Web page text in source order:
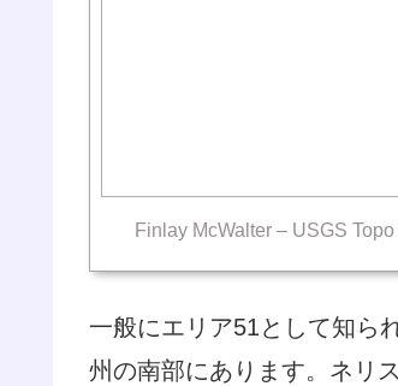
政府が秘密の作戦を行って
る名前がエリア51なのです
体はグルーム湖として引き